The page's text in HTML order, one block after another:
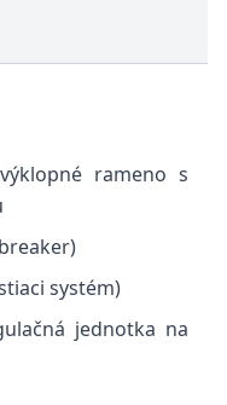
rameno s
systém)
jednotka na